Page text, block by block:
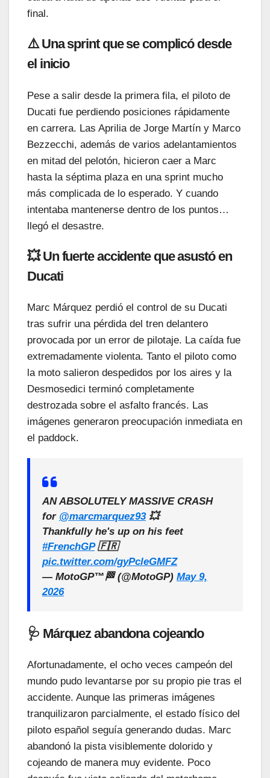
final.
⚠️ Una sprint que se complicó desde
el inicio
Pese a salir desde la primera fila, el piloto de
Ducati fue perdiendo posiciones rápidamente
en carrera. Las Aprilia de Jorge Martín y Marco
Bezzecchi, además de varios adelantamientos
en mitad del pelotón, hicieron caer a Marc
hasta la séptima plaza en una sprint mucho
más complicada de lo esperado. Y cuando
intentaba mantenerse dentro de los puntos…
llegó el desastre.
💥 Un fuerte accidente que asustó en
Ducati
Marc Márquez perdió el control de su Ducati
tras sufrir una pérdida del tren delantero
provocada por un error de pilotaje. La caída fue
extremadamente violenta. Tanto el piloto como
la moto salieron despedidos por los aires y la
Desmosedici terminó completamente
destrozada sobre el asfalto francés. Las
imágenes generaron preocupación inmediata en
el paddock.
AN ABSOLUTELY MASSIVE CRASH
for @marcmarquez93💥
Thankfully he's up on his feet
#FrenchGP🇫🇷
pic.twitter.com/gyPcleGMFZ
— MotoGP™🏁 (@MotoGP) May 9,
2026
🩺 Márquez abandona cojeando
Afortunadamente, el ocho veces campeón del
mundo pudo levantarse por su propio pie tras el
accidente. Aunque las primeras imágenes
tranquilizaron parcialmente, el estado físico del
piloto español seguía generando dudas. Marc
abandonó la pista visiblemente dolorido y
cojeando de manera muy evidente. Poco